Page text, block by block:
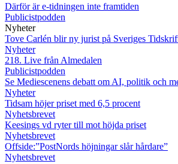
Därför är e-tidningen inte framtiden
Publicistpodden
Nyheter
Tove Carlén blir ny jurist på Sveriges
Nyheter
218. Live från Almedalen
Publicistpodden
Se Mediescenens debatt om AI, politik och
Nyheter
Tidsam höjer priset med 6,5 procent
Nyhetsbrevet
Keesings vd ryter till mot höjda priset
Nyhetsbrevet
Offside:”PostNords höjningar slår hårdare”
Nyhetsbrevet